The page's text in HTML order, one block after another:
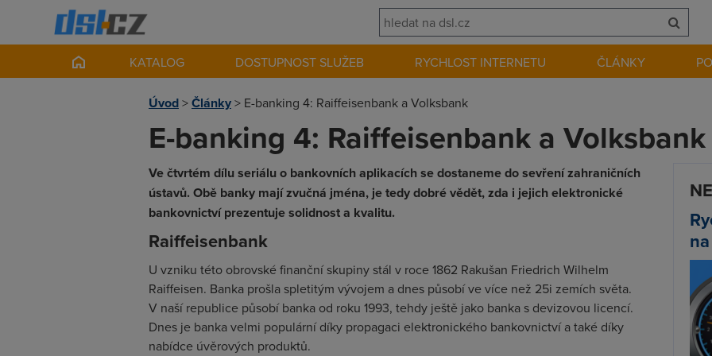
KATALOG DOSTUPNOST SLUŽEB RYCHLOST INTERNETU ČLÁNKY
Úvod>Články> E-banking 4: Raiffeisenbank a Volksbank
E-banking 4: Raiffeisenbank a Volksbank
Ve čtvrtém dílu seriálu o bankovních aplikacích se dostaneme do sevření zahraničních
ústavů. Obě banky mají zvučná jména, je tedy dobré vědět, zda i jejich elektronické
bankovnictví prezentuje solidnost a kvalitu.
Raiffeisenbank
U vzniku této obrovské finanční skupiny stál v roce 1862 Rakušan Friedrich Wilhelm
Raiffeisen. Banka prošla spletitým vývojem a dnes působí ve více než 25i zemích světa.
V naší republice působí banka od roku 1993, tehdy ještě jako banka s devizovou licencí.
Dnes je banka velmi populární díky propagaci elektronického bankovnictví a také díky
nabídce úvěrových produktů.